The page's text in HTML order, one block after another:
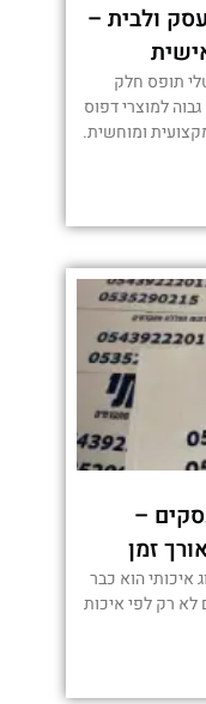
ולבית –
תופס חלק
גבוה למוצרי דפוס
ומוחשית.
–
זמן
איכותי הוא כבר
לא רק לפי איכות